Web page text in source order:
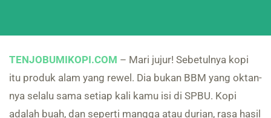
TENJOBUMIKOPI.COM – Mari jujur! Sebetulnya kopi
itu produk alam yang rewel. Dia bukan BBM yang oktan-
nya selalu sama setiap kali kamu isi di SPBU. Kopi
adalah buah, dan seperti mangga atau durian, rasa hasil